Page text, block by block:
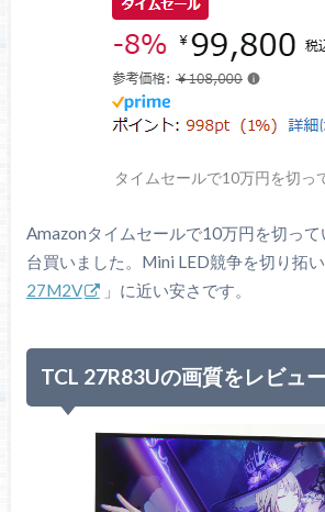
主な機能
クロスヘア（照
VESA Display
Mini LEDバック
ン）
同期技術 AMD FreeSync Premium
※G-SYNC互換モード
主な付属品
DisplayPortケー
USB Type-Cケ
説明書
保証書
タイムセールで10万円を切っ
Amazonタイムセールで10万円を切っ
台買いました。Mini LED競争を切り拓
27M2V
」に近い安さです。
TCL 27R83Uの画質をレビュー